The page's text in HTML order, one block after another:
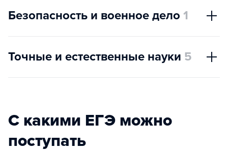
Безопасность и военное дело 1
Точные и естественные науки 5
С какими ЕГЭ можно
поступать